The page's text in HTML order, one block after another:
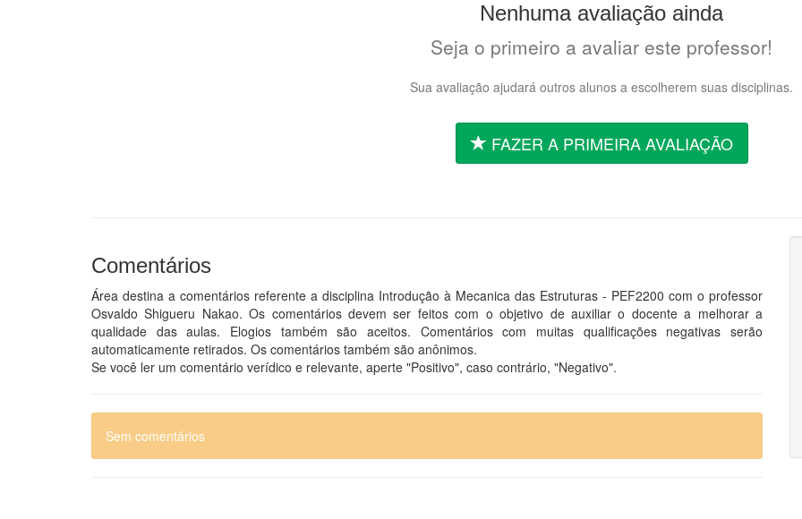
Nenhuma avaliação ainda
Seja o primeiro a avaliar este professor!
Sua avaliação ajudará outros alunos a escolherem suas disciplinas.
FAZER A PRIMEIRA AVALIAÇÃO
Comentários
Área destina a comentários referente a disciplina Introdução à Mecanica das Estruturas - PEF2200 com o professor
Osvaldo Shigueru Nakao. Os comentários devem ser feitos com o objetivo de auxiliar o docente a melhorar a
qualidade das aulas. Elogios também são aceitos. Comentários com muitas qualificações negativas serão
automaticamente retirados. Os comentários também são anônimos.
Se você ler um comentário verídico e relevante, aperte "Positivo", caso contrário, "Negativo".
Sem comentários